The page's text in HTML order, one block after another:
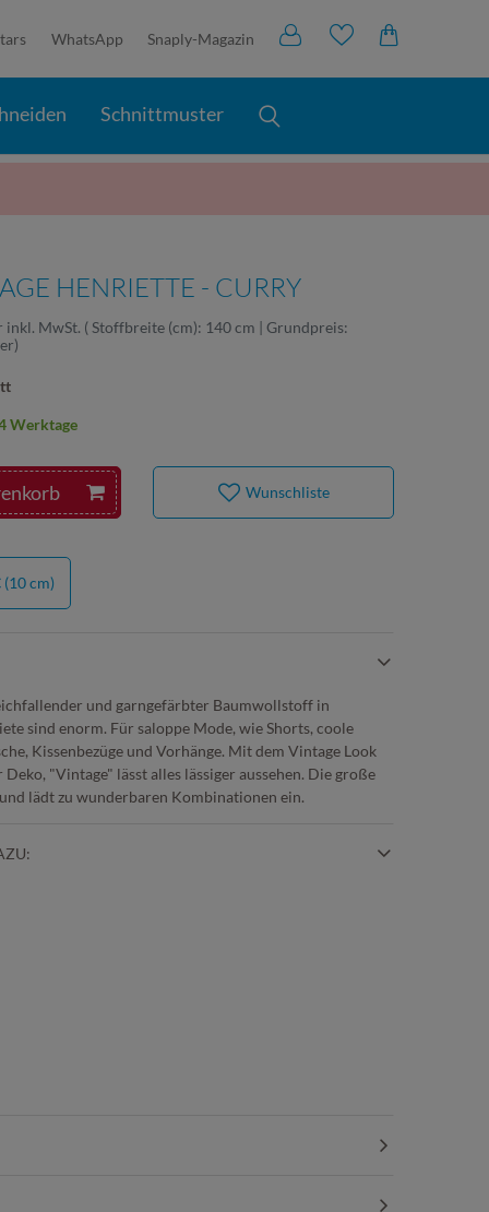
WhatsApp Snaply-Magazin
Schnittmuster
HENRIETTE - CURRY
inkl. MwSt. ( Stoffbreite (cm): 140 cm | Grundpreis:
)
Werktage
Wunschliste
(10 cm)
und garngefärbter Baumwollstoff in
sind enorm. Für saloppe Mode, wie Shorts, coole
Kissenbezüge und Vorhänge. Mit dem Vintage Look
"Vintage" lässt alles lässiger aussehen. Die große
lädt zu wunderbaren Kombinationen ein.